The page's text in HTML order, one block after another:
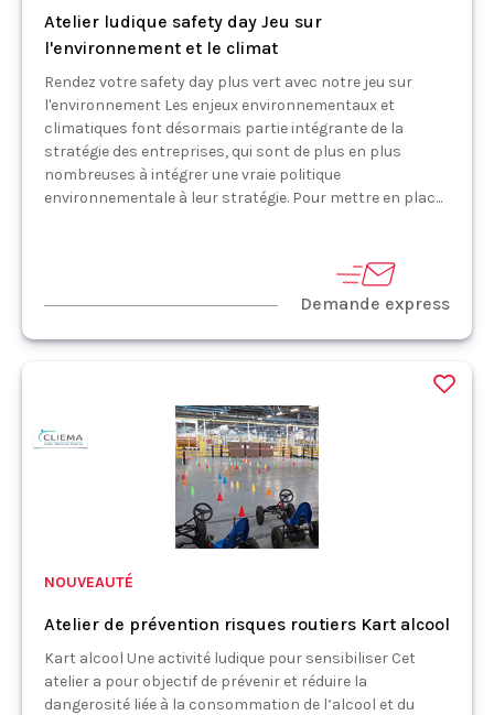
Atelier ludique safety day Jeu sur
l'environnement et le climat
Rendez votre safety day plus vert avec notre jeu sur
l'environnement Les enjeux environnementaux et
climatiques font désormais partie intégrante de la
stratégie des entreprises, qui sont de plus en plus
nombreuses à intégrer une vraie politique
environnementale à leur stratégie. Pour mettre en plac...
Demande express
NOUVEAUTÉ
Atelier de prévention risques routiers Kart alcool
Kart alcool Une activité ludique pour sensibiliser Cet
atelier a pour objectif de prévenir et réduire la
dangerosité liée à la consommation de l’alcool et du